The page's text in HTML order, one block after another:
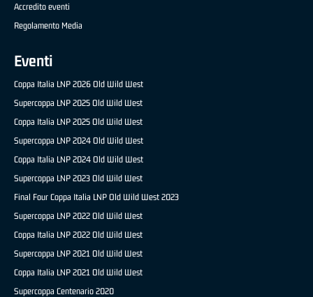
Accredito eventi
Regolamento Media
Eventi
Coppa Italia LNP 2026 Old Wild West
Supercoppa LNP 2025 Old Wild West
Coppa Italia LNP 2025 Old Wild West
Supercoppa LNP 2024 Old Wild West
Coppa Italia LNP 2024 Old Wild West
Supercoppa LNP 2023 Old Wild West
Final Four Coppa Italia LNP Old Wild West 2023
Supercoppa LNP 2022 Old Wild West
Coppa Italia LNP 2022 Old Wild West
Supercoppa LNP 2021 Old Wild West
Coppa Italia LNP 2021 Old Wild West
Supercoppa Centenario 2020